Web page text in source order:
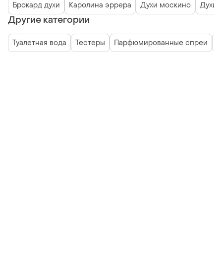
Брокард духи Каролина эррера Духи москино Духи
Другие категории
Туалетная вода Тестеры Парфюмированные спреи